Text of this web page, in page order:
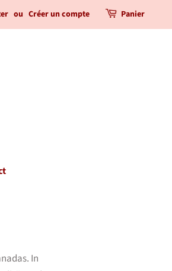
ou Créer un compte Panier
In